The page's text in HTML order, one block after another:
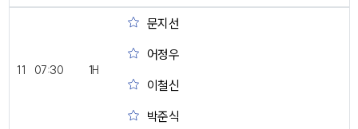
11 07:30 1H
문지선
어정우
이철신
박준식